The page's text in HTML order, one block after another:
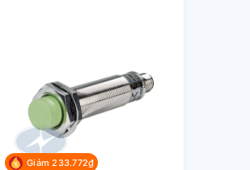
Giảm 233.772₫